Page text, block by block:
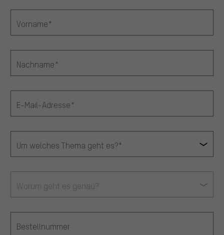
Vorname*
Nachname*
E-Mail-Adresse*
Um welches Thema geht es?*
Worum geht es genau?
Bestellnummer
Passendere Angebote
Du bekommst, statt zufälliger Werbung, genauer passende